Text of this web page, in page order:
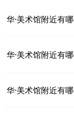
华·美术馆附近有
华·美术馆附近有
华·美术馆附近有